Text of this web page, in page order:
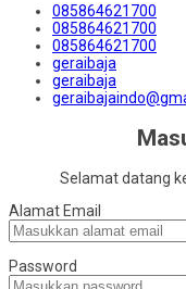
085864621700
085864621700
085864621700
geraibaja
geraibaja
Selamat datang
Alamat Email
Password